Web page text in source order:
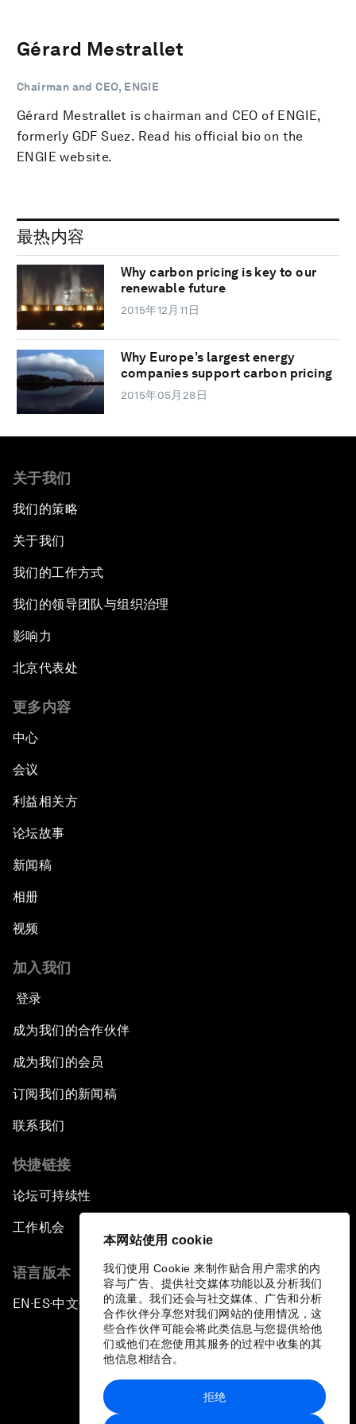
本网站使用 cookie
我们使用 Cookie 来制作贴合用户需求的内
容与广告、提供社交媒体功能以及分析我们
的流量。我们还会与社交媒体、广告和分析
合作伙伴分享您对我们网站的使用情况，这
些合作伙伴可能会将此类信息与您提供给他
们或他们在您使用其服务的过程中收集的其
他信息相结合。
拒绝
Gérard Mestrallet
Chairman and CEO, ENGIE
Gérard Mestrallet is chairman and CEO of ENGIE,
formerly GDF Suez. Read his official bio on the
ENGIE website.
最热内容
Why carbon pricing is key to our
renewable future
2015年12月11日
Why Europe’s largest energy
companies support carbon pricing
2015年05月28日
关于我们
我们的策略
关于我们
我们的工作方式
我们的领导团队与组织治理
影响力
北京代表处
更多内容
中心
会议
利益相关方
论坛故事
新闻稿
相册
视频
加入我们
登录
成为我们的合作伙伴
成为我们的会员
订阅我们的新闻稿
联系我们
快捷链接
论坛可持续性
工作机会
语言版本
EN ▪ES▪中文▪ 日本語